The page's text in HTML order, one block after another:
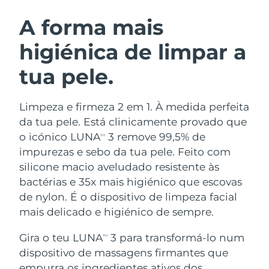
A forma mais
higiénica de limpar a
tua pele.
Limpeza e firmeza 2 em 1. À medida perfeita
da tua pele. Está clinicamente provado que
o icónico LUNATM
3 remove 99,5% de
impurezas e sebo da tua pele. Feito com
silicone macio aveludado resistente às
bactérias e 35x mais higiénico que escovas
de nylon. É o dispositivo de limpeza facial
mais delicado e higiénico de sempre.
Gira o teu LUNATM
3 para transformá-lo num
dispositivo de massagens firmantes que
Limpeza facial
Anti-aging massage
LUNA™ 4 Plus
Massage, LED heating
LUNA™ 4 Men
Microcurrent toning
BEAR™ 2 go
Microcurrent toning on-the-go
BEAR™ 2 eyes & lips
Hidratação
UFO™ 3 kit
Deep facial hydration
UFO™ 3 LED
Near-infrared and red light therapy
device
Cuidado oral
issa™ 4
Hybrid silicone sonic toothbrush
Smart hybrid silicone sonic toothbrush
TRATAMENTO ANTIENVELHECIMENTO
FAQ™
Antienvelhecimento Tratamentos LED
Áustria
Barein Entrega prevista8/11/26
Bélgica
Bermudas Entrega prevista8/16/26
Bósnia e
Herzegovina
Entrega prevista
Brunei Entrega prevista
Bulgária Entrega prevista8/10/26
Chile Entrega prevista8/14/26